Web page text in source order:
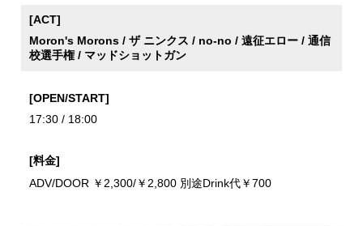
[ACT]
Moron's Morons / ザ ニンクス / no-no / 遠征エロー / 通信
校選手権 / マッドショットガン
[OPEN/START]
17:30 / 18:00
[料金]
ADV/DOOR ￥2,300/￥2,800 別途Drink代￥700